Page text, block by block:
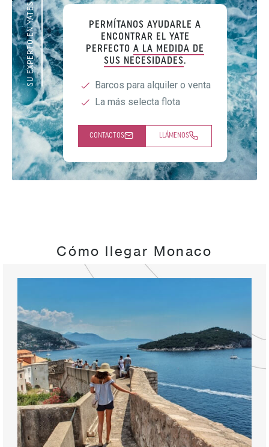
SU EXPERTO EN YATES
PERMÍTANOS AYUDARLE A
ENCONTRAR EL YATE
PERFECTO A LA MEDIDA DE
SUS NECESIDADES.
Barcos para alquiler o venta
La más selecta flota
CONTACTOS LLÁMENOS
Cómo llegar Monaco